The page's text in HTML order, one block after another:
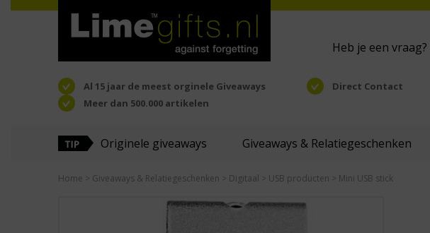
Heb je een vraag?
Al 15 jaar de meest orginele Giveaways Direct Contact
Meer dan 500.000 artikelen
Originele giveaways Giveaways & Relatiegeschenken
Home > Giveaways & Relatiegeschenken > Digitaal > USB producten > Mini USB stick